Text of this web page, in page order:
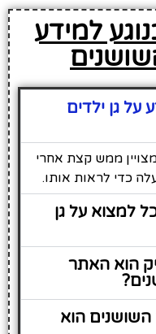
למידע
גן ילדים
ממש קצת אחרי
כדי לראות אותו.
למצוא על גן
הוא האתר
הוא